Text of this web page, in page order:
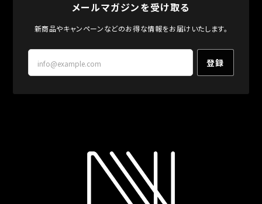
メールマガジンを受け取る
新商品やキャンペーンなどのお得な情報をお届けいたします。
登録